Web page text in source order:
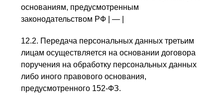
основаниям, предусмотренным
законодательством РФ | — |
12.2. Передача персональных данных третьим
лицам осуществляется на основании договора
поручения на обработку персональных данных
либо иного правового основания,
предусмотренного 152-ФЗ.